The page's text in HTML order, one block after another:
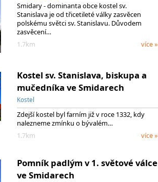
Smidary - dominanta obce kostel sv.
Stanislava je od třicetileté války zasvěcen
polskému světci sv. Stanislavu. Důvodem
zasvěcení…
1.7km
více »
Kostel sv. Stanislava, biskupa a
mučedníka ve Smidarech
Kostel
Zdejší kostel byl farním již v roce 1332, kdy
nalezneme zmínku o bývalém…
1.7km
více »
Pomník padlým v 1. světové válce
ve Smidarech